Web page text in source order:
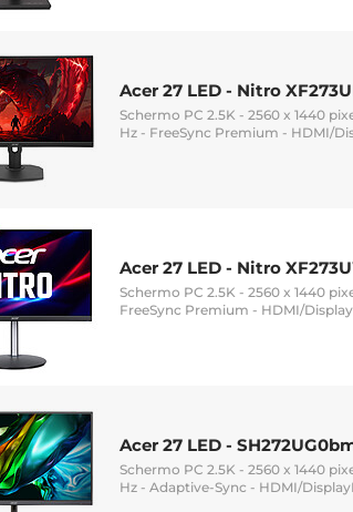
Acer 27 LED - Nitro
Schermo PC 2.5K - 2560 x 1440
Hz - FreeSync Premium - HDMI/
Acer 27 LED - Nitro
Schermo PC 2.5K - 2560 x 1440
FreeSync Premium - HDMI/
Acer 27 LED -
Schermo PC 2.5K - 2560 x 1440
Hz - Adaptive-Sync - HDMI/